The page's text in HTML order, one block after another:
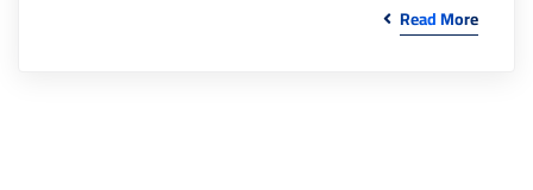
Read More